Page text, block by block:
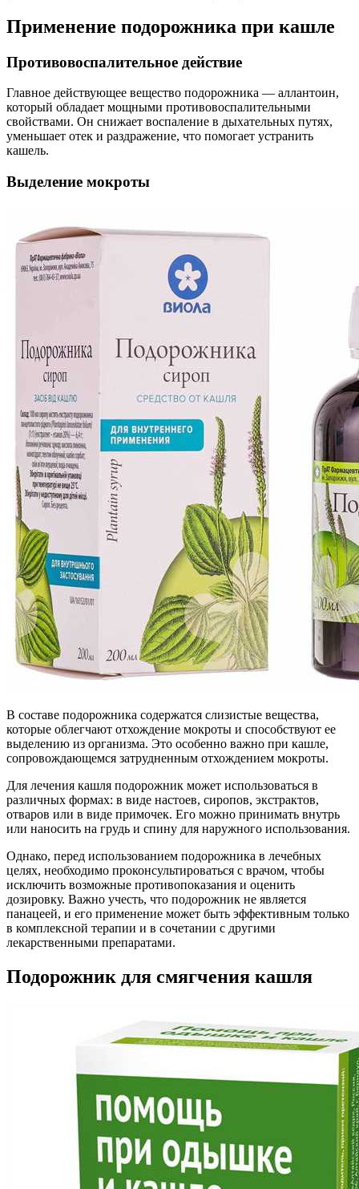
Применение подорожника при кашле
Противовоспалительное действие
Главное действующее вещество подорожника — аллантоин,
который обладает мощными противовоспалительными
свойствами. Он снижает воспаление в дыхательных путях,
уменьшает отек и раздражение, что помогает устранить
кашель.
Выделение мокроты
В составе подорожника содержатся слизистые вещества,
которые облегчают отхождение мокроты и способствуют ее
выделению из организма. Это особенно важно при кашле,
сопровождающемся затрудненным отхождением мокроты.
Для лечения кашля подорожник может использоваться в
различных формах: в виде настоев, сиропов, экстрактов,
отваров или в виде примочек. Его можно принимать внутрь
или наносить на грудь и спину для наружного использования.
Однако, перед использованием подорожника в лечебных
целях, необходимо проконсультироваться с врачом, чтобы
исключить возможные противопоказания и оценить
дозировку. Важно учесть, что подорожник не является
панацеей, и его применение может быть эффективным только
в комплексной терапии и в сочетании с другими
лекарственными препаратами.
Подорожник для смягчения кашля